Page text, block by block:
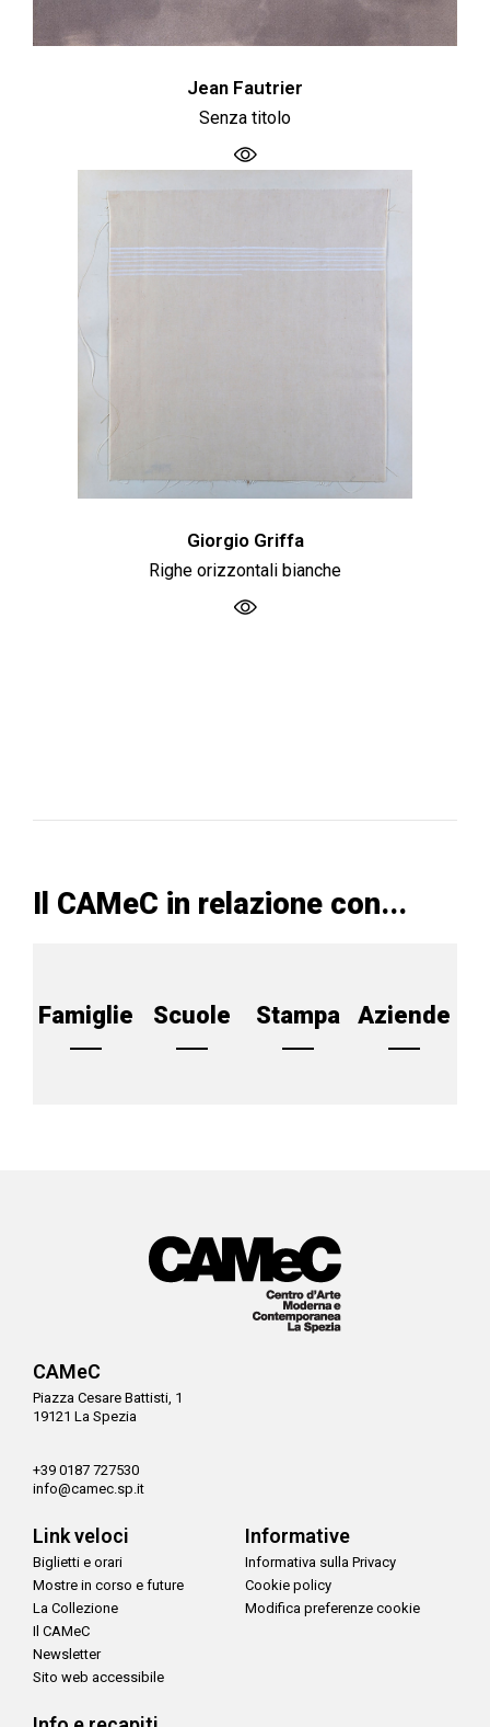
Jean Fautrier
Senza titolo
Giorgio Griffa
Righe orizzontali bianche
Il CAMeC in relazione con...
Famiglie Scuole Stampa Aziende
CAMeC
Piazza Cesare Battisti, 1
19121 La Spezia
+39 0187 727530
info@camec.sp.it
Link veloci
Biglietti e orari
Mostre in corso e future
La Collezione
Il CAMeC
Newsletter
Sito web accessibile
Informative
Informativa sulla Privacy
Cookie policy
Modifica preferenze cookie